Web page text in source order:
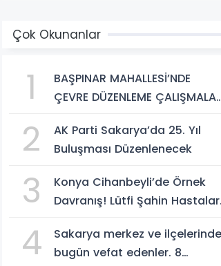
Çok Okunanlar
1
BAŞPINAR MAHALLESİ’NDE
ÇEVRE DÜZENLEME
2
AK Parti Sakarya’da 25. Yıl
Buluşması Düzenlenecek
3
Konya Cihanbeyli’de Örnek
Davranış! Lütfi Şahin
4
Sakarya merkez ve ilçelerinde
bugün vefat edenler. 8